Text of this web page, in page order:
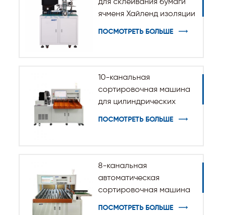
для склеивания бумаги
ячменя Хайленд изоляции
ПОСМОТРЕТЬ БОЛЬШЕ
10-канальная
сортировочная машина
для цилиндрических
ПОСМОТРЕТЬ БОЛЬШЕ
8-канальная
автоматическая
сортировочная машина
ПОСМОТРЕТЬ БОЛЬШЕ